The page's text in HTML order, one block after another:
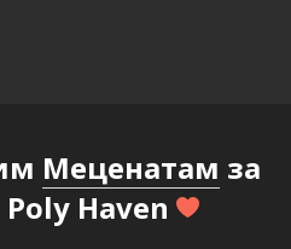
Меценатам за
Haven